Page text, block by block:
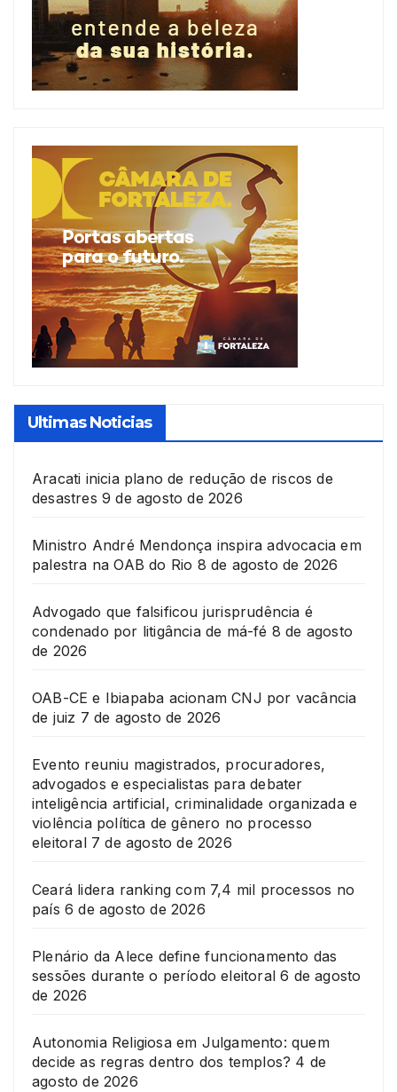
Ultimas Noticias
Aracati inicia plano de redução de riscos de
desastres 9 de agosto de 2026
Ministro André Mendonça inspira advocacia em
palestra na OAB do Rio 8 de agosto de 2026
Advogado que falsificou jurisprudência é
condenado por litigância de má-fé 8 de agosto
de 2026
OAB-CE e Ibiapaba acionam CNJ por vacância
de juiz 7 de agosto de 2026
Evento reuniu magistrados, procuradores,
advogados e especialistas para debater
inteligência artificial, criminalidade organizada e
violência política de gênero no processo
eleitoral 7 de agosto de 2026
Ceará lidera ranking com 7,4 mil processos no
país 6 de agosto de 2026
Plenário da Alece define funcionamento das
sessões durante o período eleitoral 6 de agosto
de 2026
Autonomia Religiosa em Julgamento: quem
decide as regras dentro dos templos? 4 de
agosto de 2026